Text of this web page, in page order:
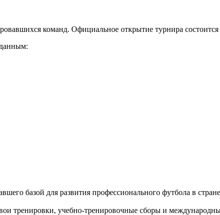
команд. Официальное открытие турнира
базой для развития профессионального футбола в
тренировки, учебно-тренировочные сборы и